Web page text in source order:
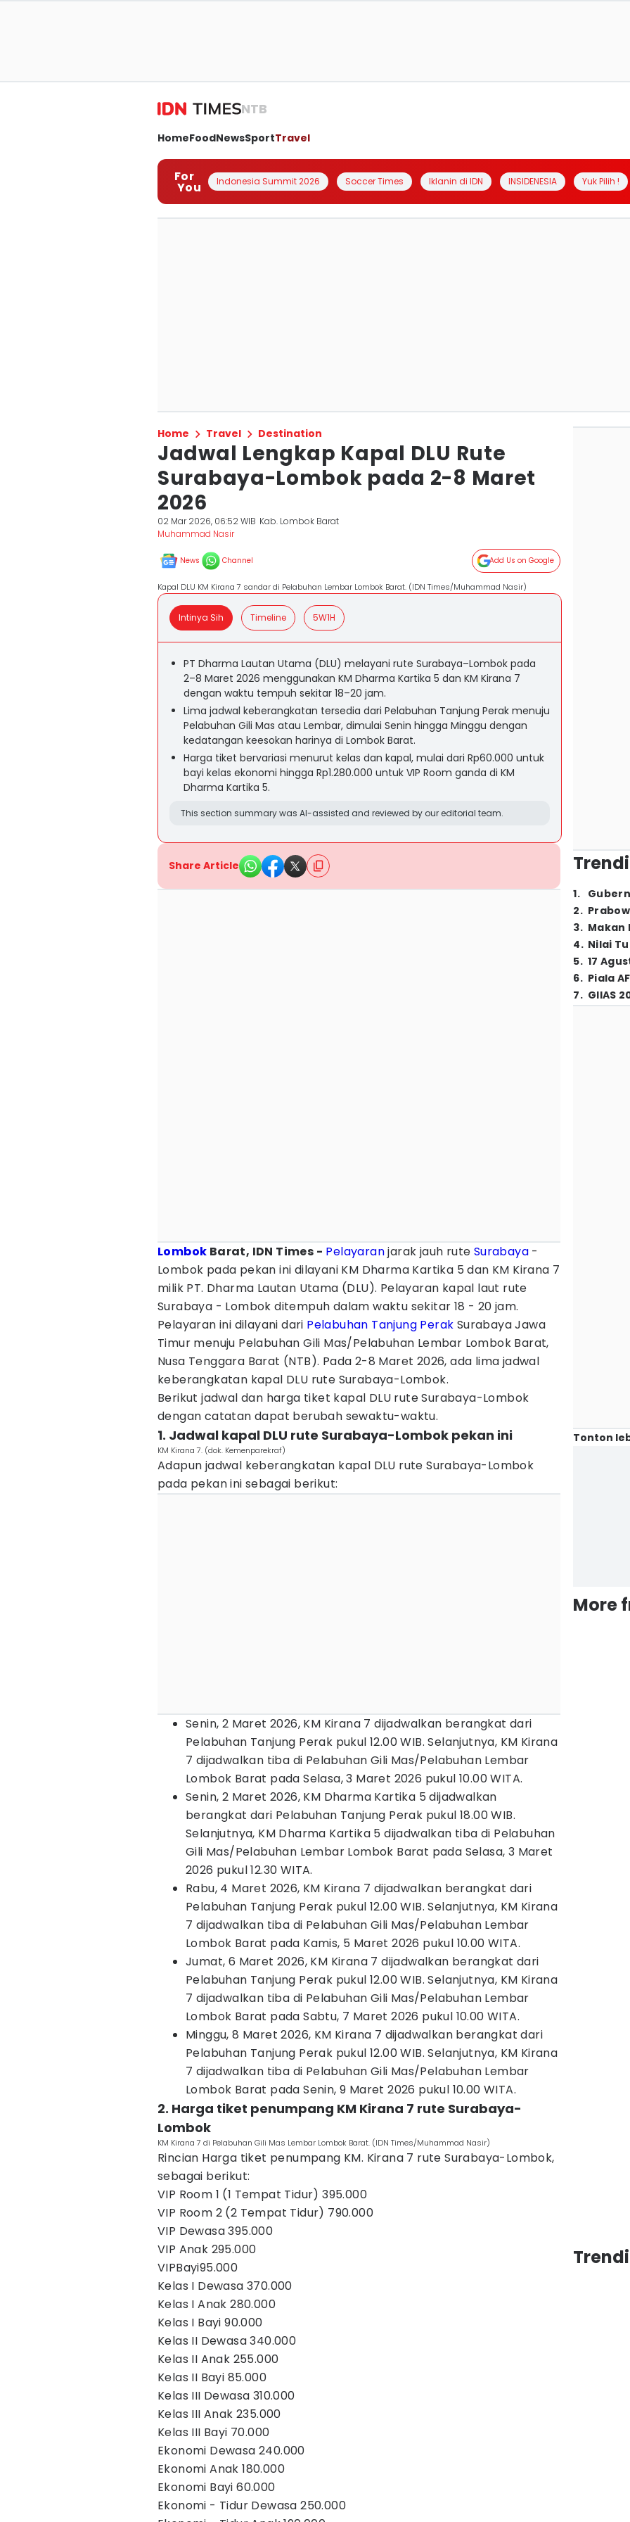
NTB
HomeFoodNewsSportTravel
For
You Indonesia Summit 2026 Soccer Times Iklanin di IDN INSIDENESIA Yuk Pilih !
Home Travel Destination
Jadwal Lengkap Kapal DLU Rute
Surabaya-Lombok pada 2-8 Maret
2026
02 Mar 2026, 06:52 WIB Kab. Lombok Barat
Muhammad Nasir
News Channel Add Us on Google
Kapal DLU KM Kirana 7 sandar di Pelabuhan Lembar Lombok Barat. (IDN Times/Muhammad Nasir)
Intinya Sih Timeline 5W1H
PT Dharma Lautan Utama (DLU) melayani rute Surabaya–Lombok pada
2–8 Maret 2026 menggunakan KM Dharma Kartika 5 dan KM Kirana 7
dengan waktu tempuh sekitar 18–20 jam.
Lima jadwal keberangkatan tersedia dari Pelabuhan Tanjung Perak menuju
Pelabuhan Gili Mas atau Lembar, dimulai Senin hingga Minggu dengan
kedatangan keesokan harinya di Lombok Barat.
Harga tiket bervariasi menurut kelas dan kapal, mulai dari Rp60.000 untuk
bayi kelas ekonomi hingga Rp1.280.000 untuk VIP Room ganda di KM
Dharma Kartika 5.
This section summary was AI-assisted and reviewed by our editorial team.
Share Article
Lombok Barat, IDN Times - Pelayaranjarak jauh rute Surabaya -
Lombok pada pekan ini dilayani KM Dharma Kartika 5 dan KM Kirana 7
milik PT. Dharma Lautan Utama (DLU). Pelayaran kapal laut rute
Surabaya - Lombok ditempuh dalam waktu sekitar 18 - 20 jam.
Pelayaran ini dilayani dari Pelabuhan Tanjung Perak Surabaya Jawa
Timur menuju Pelabuhan Gili Mas/Pelabuhan Lembar Lombok Barat,
Nusa Tenggara Barat (NTB). Pada 2-8 Maret 2026, ada lima jadwal
keberangkatan kapal DLU rute Surabaya-Lombok.
Berikut jadwal dan harga tiket kapal DLU rute Surabaya-Lombok
dengan catatan dapat berubah sewaktu-waktu.
1. Jadwal kapal DLU rute Surabaya-Lombok pekan ini
KM Kirana 7. (dok. Kemenparekraf)
Adapun jadwal keberangkatan kapal DLU rute Surabaya-Lombok
pada pekan ini sebagai berikut:
Senin, 2 Maret 2026, KM Kirana 7 dijadwalkan berangkat dari
Pelabuhan Tanjung Perak pukul 12.00 WIB. Selanjutnya, KM Kirana
7 dijadwalkan tiba di Pelabuhan Gili Mas/Pelabuhan Lembar
Lombok Barat pada Selasa, 3 Maret 2026 pukul 10.00 WITA.
Senin, 2 Maret 2026, KM Dharma Kartika 5 dijadwalkan
berangkat dari Pelabuhan Tanjung Perak pukul 18.00 WIB.
Selanjutnya, KM Dharma Kartika 5 dijadwalkan tiba di Pelabuhan
Gili Mas/Pelabuhan Lembar Lombok Barat pada Selasa, 3 Maret
2026 pukul 12.30 WITA.
Rabu, 4 Maret 2026, KM Kirana 7 dijadwalkan berangkat dari
Pelabuhan Tanjung Perak pukul 12.00 WIB. Selanjutnya, KM Kirana
7 dijadwalkan tiba di Pelabuhan Gili Mas/Pelabuhan Lembar
Lombok Barat pada Kamis, 5 Maret 2026 pukul 10.00 WITA.
Jumat, 6 Maret 2026, KM Kirana 7 dijadwalkan berangkat dari
Pelabuhan Tanjung Perak pukul 12.00 WIB. Selanjutnya, KM Kirana
7 dijadwalkan tiba di Pelabuhan Gili Mas/Pelabuhan Lembar
Lombok Barat pada Sabtu, 7 Maret 2026 pukul 10.00 WITA.
Minggu, 8 Maret 2026, KM Kirana 7 dijadwalkan berangkat dari
Pelabuhan Tanjung Perak pukul 12.00 WIB. Selanjutnya, KM Kirana
7 dijadwalkan tiba di Pelabuhan Gili Mas/Pelabuhan Lembar
Lombok Barat pada Senin, 9 Maret 2026 pukul 10.00 WITA.
2. Harga tiket penumpang KM Kirana 7 rute Surabaya-
Lombok
KM Kirana 7 di Pelabuhan Gili Mas Lembar Lombok Barat. (IDN Times/Muhammad Nasir)
Rincian Harga tiket penumpang KM. Kirana 7 rute Surabaya-Lombok,
sebagai berikut:
VIP Room 1 (1 Tempat Tidur) 395.000
VIP Room 2 (2 Tempat Tidur) 790.000
VIP Dewasa 395.000
VIP Anak 295.000
VIPBayi95.000
Kelas I Dewasa 370.000
Kelas I Anak 280.000
Kelas I Bayi 90.000
Kelas II Dewasa 340.000
Kelas II Anak 255.000
Kelas II Bayi 85.000
Kelas III Dewasa 310.000
Kelas III Anak 235.000
Kelas III Bayi 70.000
Ekonomi Dewasa 240.000
Ekonomi Anak 180.000
Ekonomi Bayi 60.000
Ekonomi - Tidur Dewasa 250.000
1.
2.
3. Makan
4. Nilai
5. 17
6. Piala
7. GIIAS
Tonton
More